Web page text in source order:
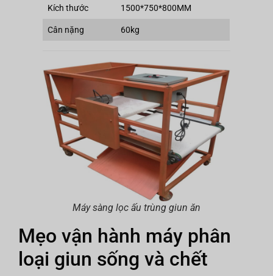
Kích thước 1500*750*800MM
Cân nặng 60kg
Máy sàng lọc ấu trùng giun ăn
Mẹo vận hành máy phân
loại giun sống và chết